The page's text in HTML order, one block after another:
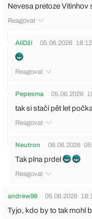
Nevesa pretoze Vitinhov
Reagovat
AliDží 05.06.2026 18:12
Reagovat
Pepesma 05.06.2026
tak si stačí pět let
Reagovat
Neutron 06.06.2026
Tak plna prdel
Reagovat
andrew96 05.06.2026
Tyjo, kdo by to tak mohl